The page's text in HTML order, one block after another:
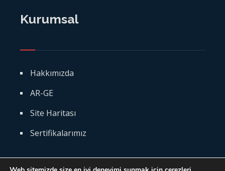
Kurumsal
Hakkımızda
AR-GE
Site Haritası
Sertifikalarımız